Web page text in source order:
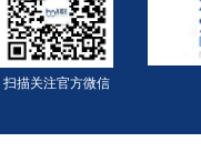
扫描关注官方微信